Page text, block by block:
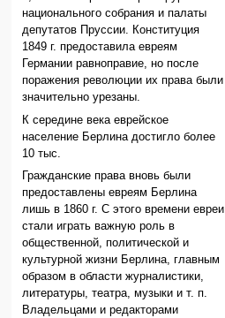
национального собрания и палаты
депутатов Пруссии. Конституция
1849 г. предоставила евреям
Германии равноправие, но после
поражения революции их права были
значительно урезаны.
К середине века еврейское
население Берлина достигло более
10 тыс.
Гражданские права вновь были
предоставлены евреям Берлина
лишь в 1860 г. С этого времени евреи
стали играть важную роль в
общественной, политической и
культурной жизни Берлина, главным
образом в области журналистики,
литературы, театра, музыки и т. п.
Владельцами и редакторами